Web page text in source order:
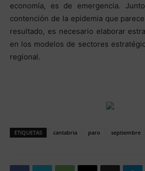
economía, es de emergencia.
contención de la epidemia que
resultado, es necesario elaborar
en los modelos de sectores
regional.
ETIQUETAS cantabria paro septiembre